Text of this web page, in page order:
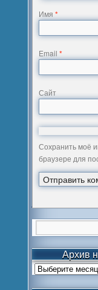
Имя*
Email*
Сайт
Сохранить моё
браузере для
Архив